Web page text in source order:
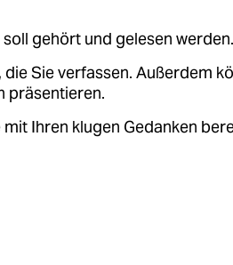
gehört und gelesen werden.
Sie verfassen. Außerdem
präsentieren.
Ihren klugen Gedanken